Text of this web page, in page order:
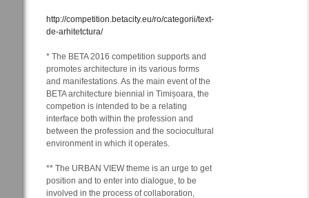
http://competition.betacity.eu/ro/categorii/text-
de-arhitetctura/
* The BETA 2016 competition supports and
promotes architecture in its various forms
and manifestations. As the main event of the
BETA architecture biennial in Timișoara, the
competion is intended to be a relating
interface both within the profession and
between the profession and the sociocultural
environment in which it operates.
** The URBAN VIEW theme is an urge to get
position and to enter into dialogue, to be
involved in the process of collaboration,